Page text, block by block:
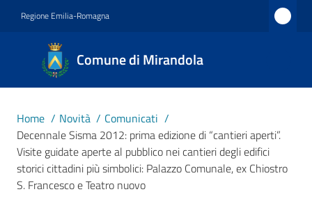
Regione Emilia-Romagna
Comune di Mirandola
Comune
di
Mirandola
1597
Amministrazione
Home / Novità / Comunicati /
Decennale Sisma 2012: prima edizione di “cantieri aperti”.
Visite guidate aperte al pubblico nei cantieri degli edifici
storici cittadini più simbolici: Palazzo Comunale, ex Chiostro
S. Francesco e Teatro nuovo